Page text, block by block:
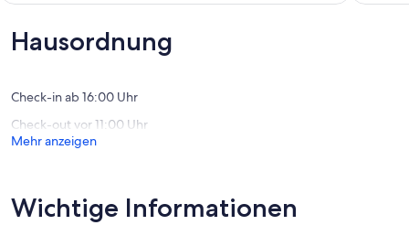
&
Chania
(22
Bewertungen)
Hausordnung
Check-in ab 16:00 Uhr
Check-out vor 11:00 Uhr
Mehr anzeigen
Wichtige Informationen